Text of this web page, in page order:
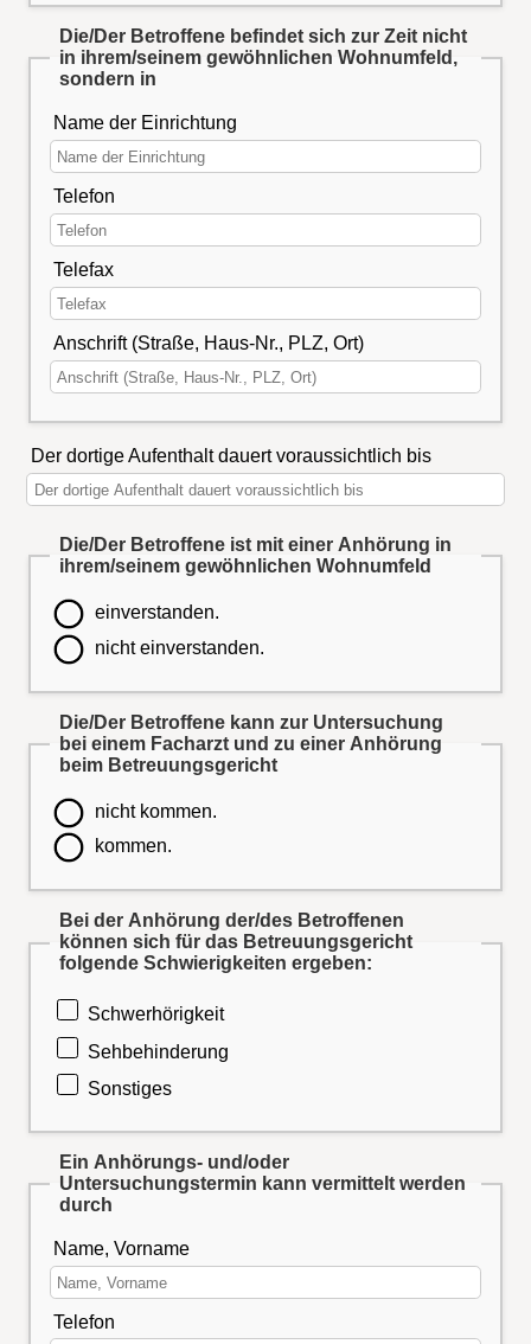
Die/Der Betroffene befindet sich zur Zeit nicht
in ihrem/seinem gewöhnlichen Wohnumfeld,
sondern in
Name der Einrichtung
Telefon
Telefax
Anschrift (Straße, Haus-Nr., PLZ, Ort)
Der dortige Aufenthalt dauert voraussichtlich bis
Die/Der Betroffene ist mit einer Anhörung in
ihrem/seinem gewöhnlichen Wohnumfeld
einverstanden.
nicht einverstanden.
Die/Der Betroffene kann zur Untersuchung
bei einem Facharzt und zu einer Anhörung
beim Betreuungsgericht
nicht kommen.
kommen.
Bei der Anhörung der/des Betroffenen
können sich für das Betreuungsgericht
folgende Schwierigkeiten ergeben:
Schwerhörigkeit
Sehbehinderung
Sonstiges
Ein Anhörungs- und/oder
Untersuchungstermin kann vermittelt werden
durch
Name, Vorname
Telefon